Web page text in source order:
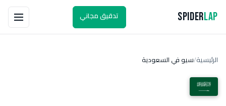
SpiderLap تدقيق مجاني
الرئيسية/سيو في السعودية